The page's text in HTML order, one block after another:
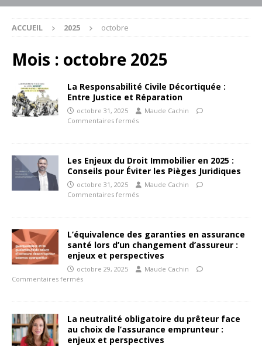
ACCUEIL 2025 octobre
Mois : octobre 2025
La Responsabilité Civile Décortiquée :
Entre Justice et Réparation
octobre 31, 2025
Maude Cachin
Commentaires fermés
Les Enjeux du Droit Immobilier en 2025 :
Conseils pour Éviter les Pièges Juridiques
octobre 31, 2025
Maude Cachin
Commentaires fermés
L’équivalence des garanties en assurance
santé lors d’un changement d’assureur :
enjeux et perspectives
octobre 29, 2025
Maude Cachin
Commentaires fermés
La neutralité obligatoire du prêteur face
au choix de l’assurance emprunteur :
enjeux et perspectives